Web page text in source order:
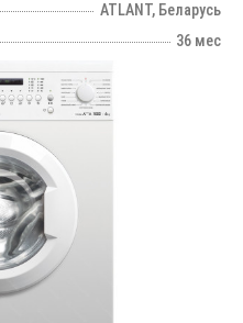
ATLANT, Беларусь
36 мес